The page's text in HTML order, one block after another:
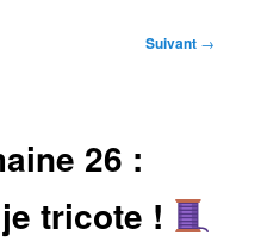
Suivant →
26 :
tricote !